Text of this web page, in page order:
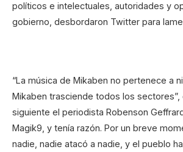
políticos e intelectuales, autoridades y
gobierno, desbordaron Twitter para
“La música de Mikaben no pertenece a
Mikaben trasciende todos los sectores”,
siguiente el periodista Robenson
Magik9, y tenía razón. Por un breve
nadie, nadie atacó a nadie, y el pueblo